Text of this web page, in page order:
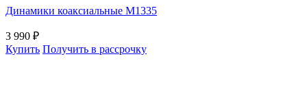
Динамики коаксиальные M1335
3 990 ₽
Купить Получить в рассрочку